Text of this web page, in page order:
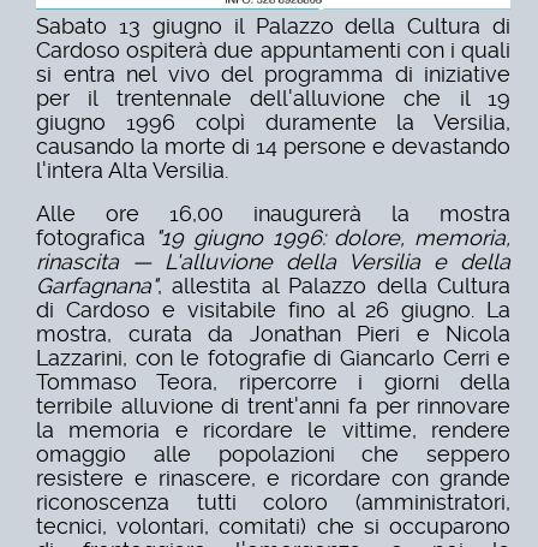
Sabato 13 giugno il Palazzo della Cultura di
Cardoso ospiterà due appuntamenti con i quali
si entra nel vivo del programma di iniziative
per il trentennale dell'alluvione che il 19
giugno 1996 colpì duramente la Versilia,
causando la morte di 14 persone e devastando
l'intera Alta Versilia.
Alle ore 16,00 inaugurerà la mostra
fotografica "19 giugno 1996: dolore, memoria,
rinascita — L'alluvione della Versilia e della
Garfagnana", allestita al Palazzo della Cultura
di Cardoso e visitabile fino al 26 giugno. La
mostra, curata da Jonathan Pieri e Nicola
Lazzarini, con le fotografie di Giancarlo Cerri e
Tommaso Teora, ripercorre i giorni della
terribile alluvione di trent'anni fa per rinnovare
la memoria e ricordare le vittime, rendere
omaggio alle popolazioni che seppero
resistere e rinascere, e ricordare con grande
riconoscenza tutti coloro (amministratori,
tecnici, volontari, comitati) che si occuparono